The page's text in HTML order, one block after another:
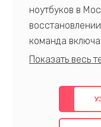
ноутбуков в
команда
предлагаем
также